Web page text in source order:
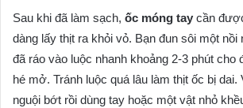
Sau khi đã làm sạch, ốc móng tay cần
dàng lấy thịt ra khỏi vỏ. Bạn đun sôi một
đã ráo vào luộc nhanh khoảng 2-3 phút cho
hé mở. Tránh luộc quá lâu làm thịt ốc bị dai.
nguội bớt rồi dùng tay hoặc một vật nhỏ